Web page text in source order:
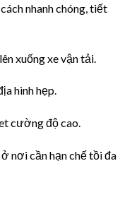
nhanh chóng, tiết
xuống xe vận tải.
hình hẹp.
cường độ cao.
nơi cần hạn chế tồi đa